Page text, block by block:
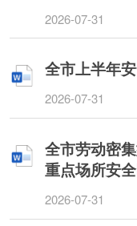
2026-07-31
全市上半年
2026-07-31
全市劳动密
重点场所安
2026-07-31